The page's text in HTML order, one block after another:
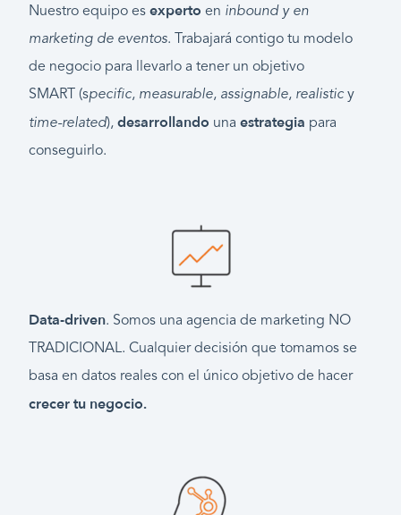
Nuestro equipo es experto en inbound y en
marketing de eventos. Trabajará contigo tu modelo
de negocio para llevarlo a tener un objetivo
SMART (specific, measurable, assignable, realistic y
time-related), desarrollando una estrategia para
conseguirlo.
Data-driven. Somos una agencia de marketing NO
TRADICIONAL. Cualquier decisión que tomamos se
basa en datos reales con el único objetivo de hacer
crecer tu negocio.